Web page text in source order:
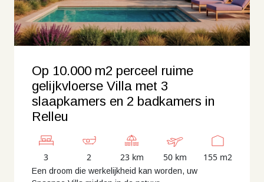
Op 10.000 m2 perceel ruime
gelijkvloerse Villa met 3
slaapkamers en 2 badkamers in
Relleu
3 2 23 km 50 km 155 m2
Een droom die werkelijkheid kan worden, uw